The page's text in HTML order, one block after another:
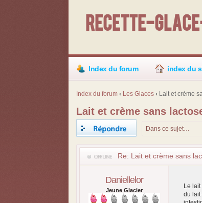
Recette-
Index du forum index du
Index du forum ‹ Les Glaces ‹ Lait et crème
Lait et crème sans
Re: Lait et crème sans
Daniellelor
Jeune Glacier
Le
du lait